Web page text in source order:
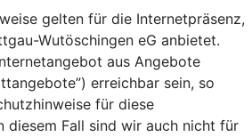
gelten für die Internetpräsenz,
Wutöschingen eG anbietet.
aus Angebote
erreichbar sein, so
für diese
diesem Fall sind wir auch nicht für